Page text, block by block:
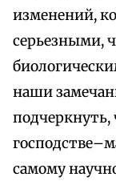
изменений,
серьезными,
наши
подчеркнуть,
самому